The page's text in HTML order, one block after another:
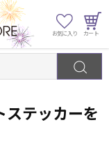
ステッカーを